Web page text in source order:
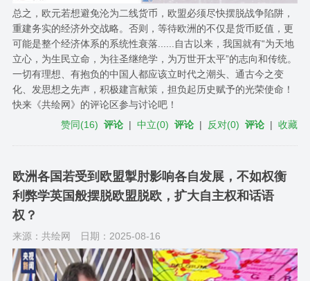
总之，欧元若想避免沦为二线货币，欧盟必须尽快摆脱战争陷阱，
重建务实的经济外交战略。否则，等待欧洲的不仅是货币贬值，更
可能是整个经济体系的系统性衰落......自古以来，我国就有“为天地
立心，为生民立命，为往圣继绝学，为万世开太平”的志向和传统。
一切有理想、有抱负的中国人都应该立时代之潮头、通古今之变
化、发思想之先声，积极建言献策，担负起历史赋予的光荣使命！
快来《共绘网》的评论区参与讨论吧！
赞同(16) 评论 |中立(0) 评论 | 反对(0) 评论 |收藏
欧洲各国若受到欧盟掣肘影响各自发展，不如权衡
利弊学英国般摆脱欧盟脱欧，扩大自主权和话语
权？
来源：共绘网 日期：2025-08-16